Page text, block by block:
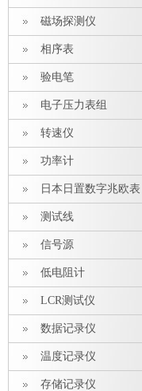
磁场探测仪
相序表
验电笔
电子压力表组
转速仪
功率计
日本日置数字兆欧表
测试线
信号源
低电阻计
LCR测试仪
数据记录仪
温度记录仪
存储记录仪